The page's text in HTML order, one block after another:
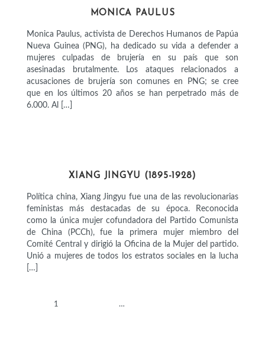
MONICA PAULUS
Monica Paulus, activista de Derechos Humanos de Papúa
Nueva Guinea (PNG), ha dedicado su vida a defender a
mujeres culpadas de brujería en su país que son
asesinadas brutalmente. Los ataques relacionados a
acusaciones de brujería son comunes en PNG; se cree
que en los últimos 20 años se han perpetrado más de
6.000. Al […]
XIANG JINGYU (1895-1928)
Política china, Xiang Jingyu fue una de las revolucionarias
feministas más destacadas de su época. Reconocida
como la única mujer cofundadora del Partido Comunista
de China (PCCh), fue la primera mujer miembro del
Comité Central y dirigió la Oficina de la Mujer del partido.
Unió a mujeres de todos los estratos sociales en la lucha
[…]
1 …